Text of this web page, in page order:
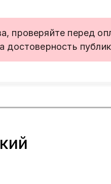
проверяйте перед
достоверность